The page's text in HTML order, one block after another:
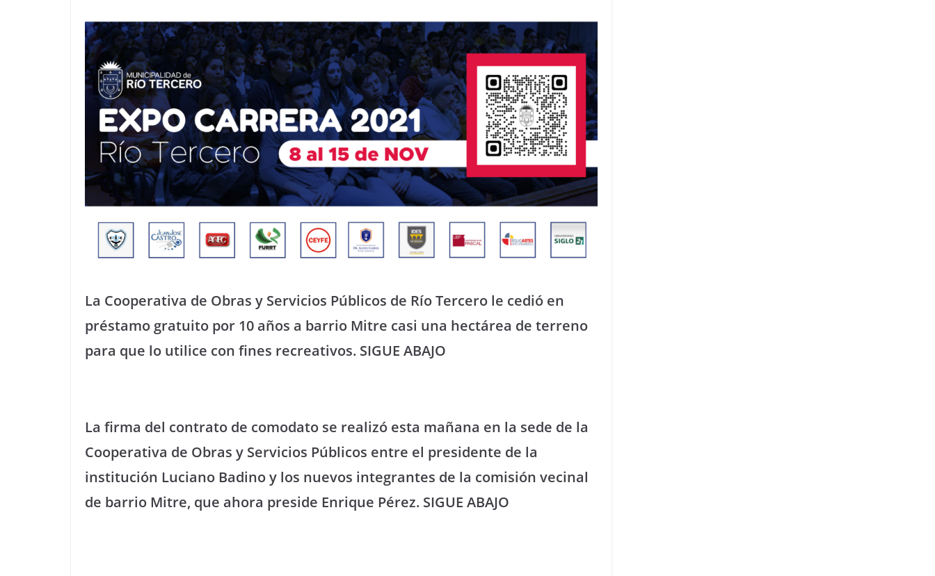
La Cooperativa de Obras y Servicios Públicos de Río Tercero le cedió en
préstamo gratuito por 10 años a barrio Mitre casi una hectárea de terreno
para que lo utilice con fines recreativos. SIGUE ABAJO
La firma del contrato de comodato se realizó esta mañana en la sede de la
Cooperativa de Obras y Servicios Públicos entre el presidente de la
institución Luciano Badino y los nuevos integrantes de la comisión vecinal
de barrio Mitre, que ahora preside Enrique Pérez. SIGUE ABAJO